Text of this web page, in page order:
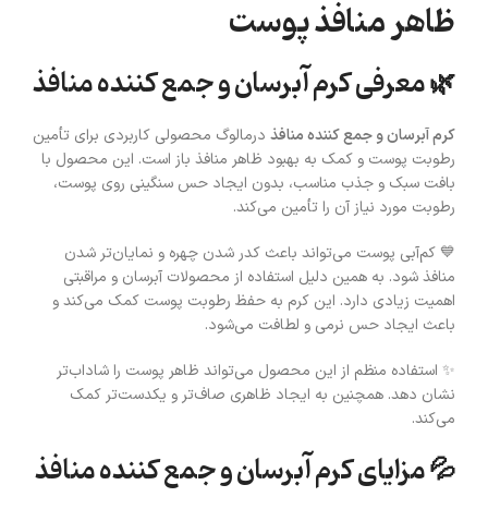
ظاهر منافذ پوست
🌿 معرفی کرم آبرسان و جمع کننده منافذ
کرم آبرسان و جمع کننده منافذ درمالوگ محصولی کاربردی برای تأمین
رطوبت پوست و کمک به بهبود ظاهر منافذ باز است. این محصول با
بافت سبک و جذب مناسب، بدون ایجاد حس سنگینی روی پوست،
رطوبت مورد نیاز آن را تأمین می‌کند.
💙 کم‌آبی پوست می‌تواند باعث کدر شدن چهره و نمایان‌تر شدن
منافذ شود. به همین دلیل استفاده از محصولات آبرسان و مراقبتی
اهمیت زیادی دارد. این کرم به حفظ رطوبت پوست کمک می‌کند و
باعث ایجاد حس نرمی و لطافت می‌شود.
✨ استفاده منظم از این محصول می‌تواند ظاهر پوست را شاداب‌تر
نشان دهد. همچنین به ایجاد ظاهری صاف‌تر و یکدست‌تر کمک
می‌کند.
💦 مزایای کرم آبرسان و جمع کننده منافذ